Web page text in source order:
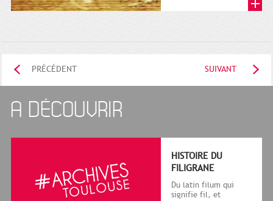
PRÉCÉDENT SUIVANT
A DÉCOUVRIR
HISTOIRE DU
FILIGRANE
Du latin filum qui
signifie fil, et